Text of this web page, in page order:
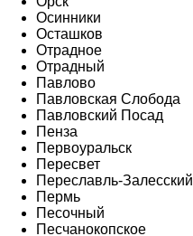
Осинники
Осташков
Отрадное
Отрадный
Павлово
Павловская Слобода
Павловский Посад
Пенза
Первоуральск
Пересвет
Переславль-Залесский
Пермь
Песочный
Песчанокопское